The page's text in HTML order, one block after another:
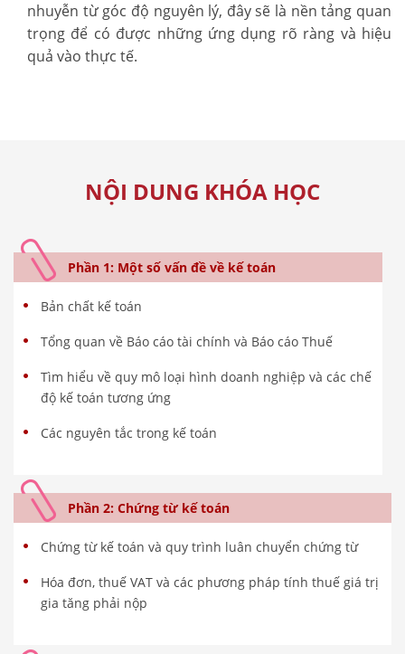
nhuyễn từ góc độ nguyên lý, đây sẽ là nền tảng quan
trọng để có được những ứng dụng rõ ràng và hiệu
quả vào thực tế.
NỘI DUNG KHÓA HỌC
Phần 1: Một số vấn đề về kế toán
Bản chất kế toán
Tổng quan về Báo cáo tài chính và Báo cáo Thuế
Tìm hiểu về quy mô loại hình doanh nghiệp và các chế
độ kế toán tương ứng
Các nguyên tắc trong kế toán
Phần 2: Chứng từ kế toán
Chứng từ kế toán và quy trình luân chuyển chứng từ
Hóa đơn, thuế VAT và các phương pháp tính thuế giá trị
gia tăng phải nộp